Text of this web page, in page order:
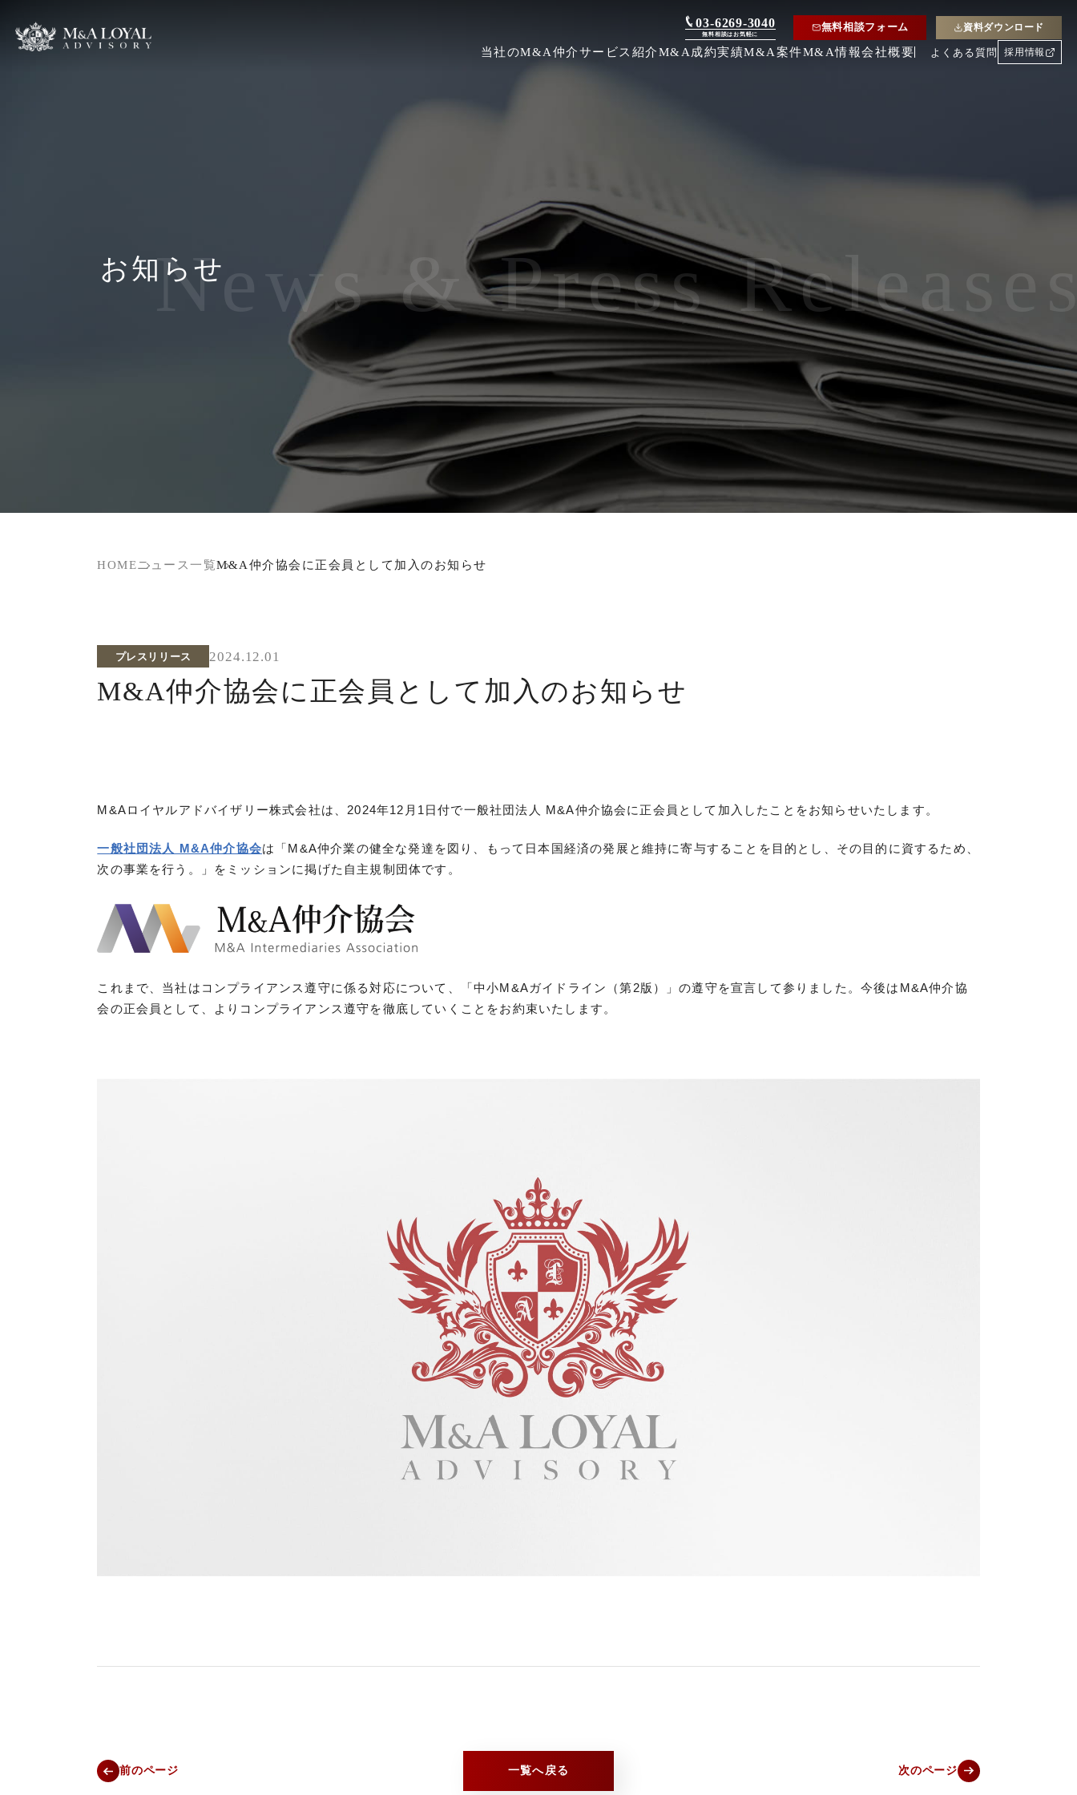
03-6269-3040
無料相談はお気軽に
無料相談フォーム 資料ダウンロード
当社のM&A仲介サービス紹介M&A成約実績M&A案件M&A情報会社概要 よくある質問 採用情報
News &Press
お知らせ
HOMEニュース一覧M&A仲介協会に正会員として加入のお知らせ
プレスリリース 2024.12.01
M&A仲介協会に正会員として加入のお知らせ
M&Aロイヤルアドバイザリー株式会社は、2024年12月1日付で一般社団法人 M&A仲介協会に正会員として加入したことをお知らせいたします。
一般社団法人 M&A仲介協会は「M&A仲介業の健全な発達を図り、もって日本国経済の発展と維持に寄与することを目的とし、その目的に資するため、
次の事業を行う。」をミッションに掲げた自主規制団体です。
これまで、当社はコンプライアンス遵守に係る対応について、「中小M&Aガイドライン（第2版）」の遵守を宣言して参りました。今後はM&A仲介協
会の正会員として、よりコンプライアンス遵守を徹底していくことをお約束いたします。
前のページ 一覧へ戻る 次のページ